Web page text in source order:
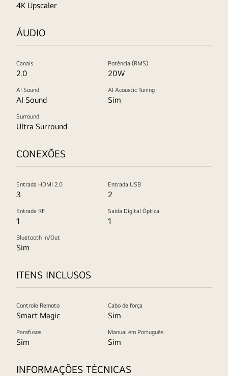
4K Upscaler
ÁUDIO
Canais
2.0
Potência (RMS)
20W
AI Sound
AI Sound
AI Acoustic Tuning
Sim
Surround
Ultra Surround
CONEXÕES
Entrada HDMI 2.0
3
Entrada USB
2
Entrada RF
1
Saída Digital Óptica
1
Bluetooth In/Out
Sim
ITENS INCLUSOS
Controle Remoto
Smart Magic
Cabo de força
Sim
Parafusos
Sim
Manual em Português
Sim
INFORMAÇÕES TÉCNICAS